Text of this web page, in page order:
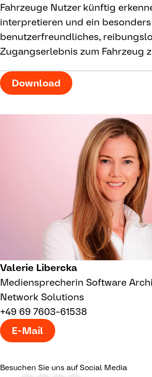
Fahrzeuge Nutzer künftig
interpretieren und ein besonders
benutzerfreundliches,
Zugangserlebnis zum Fahrzeug
Download
Valerie Libercka
Mediensprecherin Software
Network Solutions
+49 69 7603-61538
E-Mail
Besuchen Sie uns auf Social Media